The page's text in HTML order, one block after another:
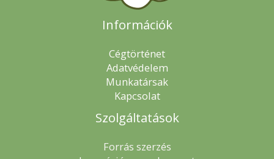
Információk
Cégtörténet
Adatvédelem
Munkatársak
Kapcsolat
Szolgáltatások
Forrás szerzés